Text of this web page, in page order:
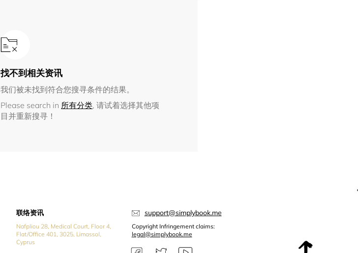
找不到相关资讯
我们被未找到符合您搜寻条件的结果。
Please search in 所有分类, 请试着选择其他项
目并重新搜寻！
联络资讯
Nafpliou 28, Medical Court, Floor 4,
Flat/Office 401, 3025, Limassol,
Cyprus
support@simplybook.me
Copyright Infringement claims:
legal@simplybook.me